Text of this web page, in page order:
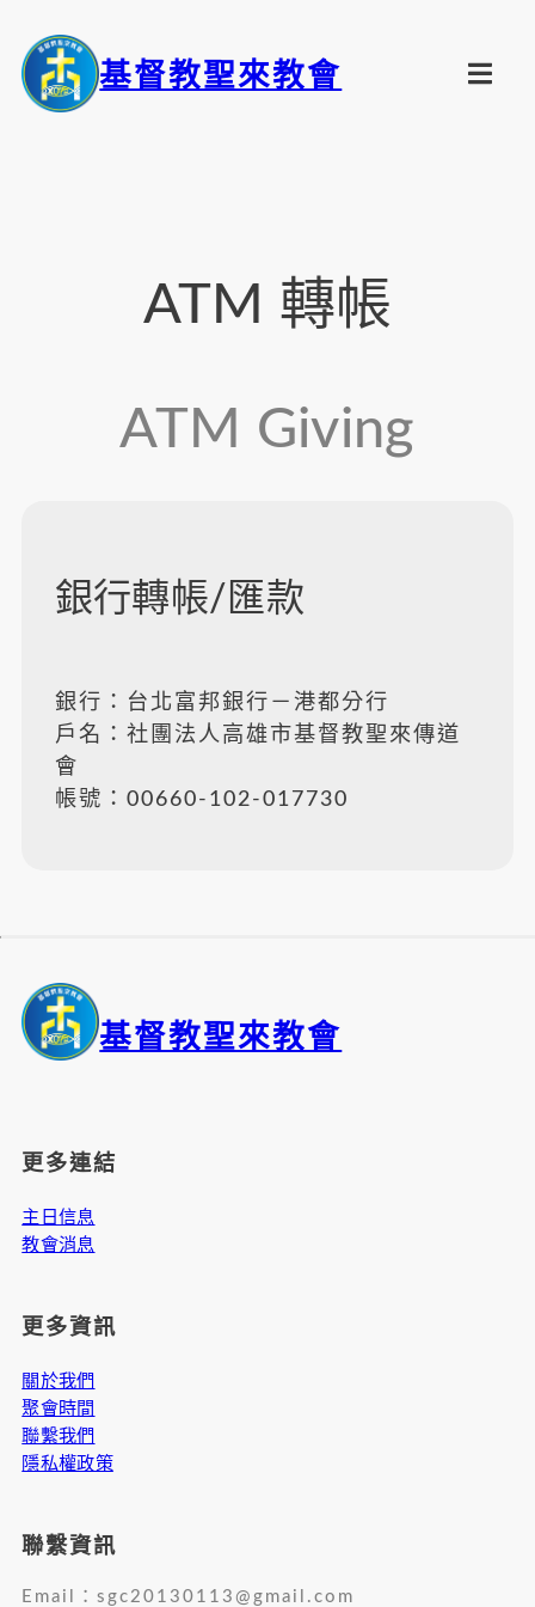
基督教聖來教會
ATM 轉帳
ATM Giving
銀行轉帳/匯款
銀行：台北富邦銀行－港都分行
戶名：社團法人高雄市基督教聖來傳道
會
帳號：00660-102-017730
基督教聖來教會
更多連結
主日信息
教會消息
更多資訊
關於我們
聚會時間
聯繫我們
隱私權政策
聯繫資訊
Email：sgc20130113@gmail.com